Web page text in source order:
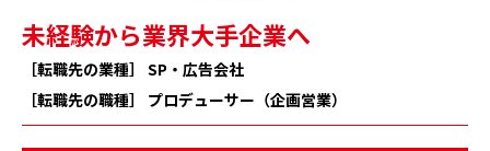
未経験から業界大手企業へ
［転職先の業種］ SP・広告会社
［転職先の職種］ プロデューサー（企画営業）